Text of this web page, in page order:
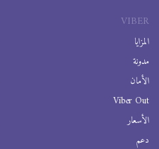
VIBER
المزايا
مدونة
الأمان
Viber Out
الأسعار
دعم